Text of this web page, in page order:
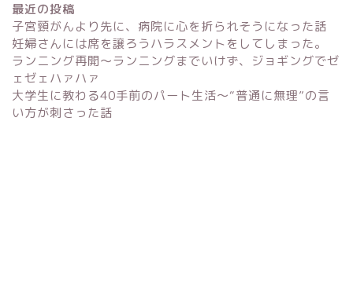
最近の投稿
子宮頸がんより先に、病院に心を折られそうになった話
妊婦さんには席を譲ろうハラスメントをしてしまった。
ランニング再開〜ランニングまでいけず、ジョギングでゼ
ェゼェハァハァ
大学生に教わる40手前のパート生活〜“普通に無理”の言
い方が刺さった話